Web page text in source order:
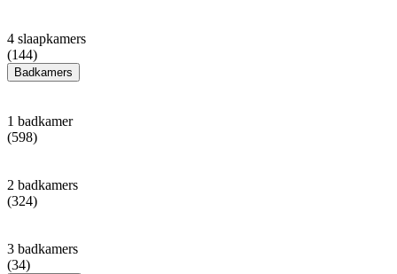
4 slaapkamers
(144)
Badkamers
1 badkamer
(598)
2 badkamers
(324)
3 badkamers
(34)